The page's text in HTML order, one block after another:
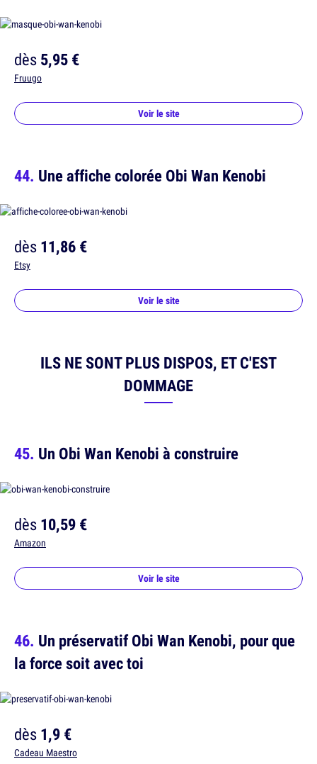
dès5,95 €
Fruugo
Voir le site
Une affiche colorée Obi Wan Kenobi
dès11,86 €
Etsy
Voir le site
ILS NE SONT PLUS DISPOS, ET C'EST
DOMMAGE
Un Obi Wan Kenobi à construire
dès10,59 €
Amazon
Voir le site
Un préservatif Obi Wan Kenobi, pour que
la force soit avec toi
dès1,9 €
Cadeau Maestro